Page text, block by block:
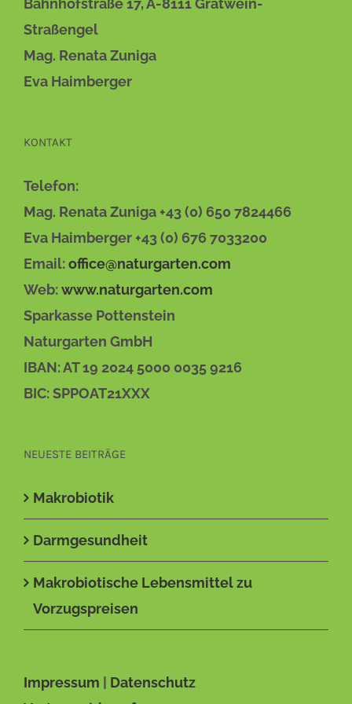
Bahnhofstraße 17, A-8111 Gratwein-
Mag. Renata Zuniga
Mag. Renata Zuniga +43 (0) 650 7824466
Eva Haimberger +43 (0) 676 7033200
Email:
Web:
www.naturgarten.com
Sparkasse Pottenstein
Makrobiotische Lebensmittel zu
Impressum| Datenschutz